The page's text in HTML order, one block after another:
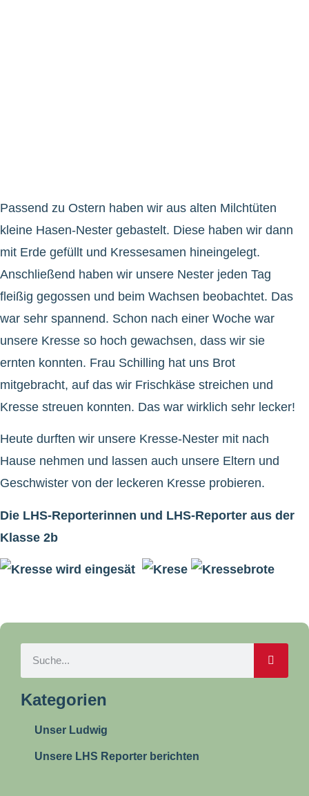
Passend zu Ostern haben wir aus alten Milchtüten
kleine Hasen-Nester gebastelt. Diese haben wir dann
mit Erde gefüllt und Kressesamen hineingelegt.
Anschließend haben wir unsere Nester jeden Tag
fleißig gegossen und beim Wachsen beobachtet. Das
war sehr spannend. Schon nach einer Woche war
unsere Kresse so hoch gewachsen, dass wir sie
ernten konnten. Frau Schilling hat uns Brot
mitgebracht, auf das wir Frischkäse streichen und
Kresse streuen konnten. Das war wirklich sehr lecker!
Heute durften wir unsere Kresse-Nester mit nach
Hause nehmen und lassen auch unsere Eltern und
Geschwister von der leckeren Kresse probieren.
Die LHS-Reporterinnen und LHS-Reporter aus der
Klasse 2b
Kategorien
Unser Ludwig
Unsere LHS Reporter berichten